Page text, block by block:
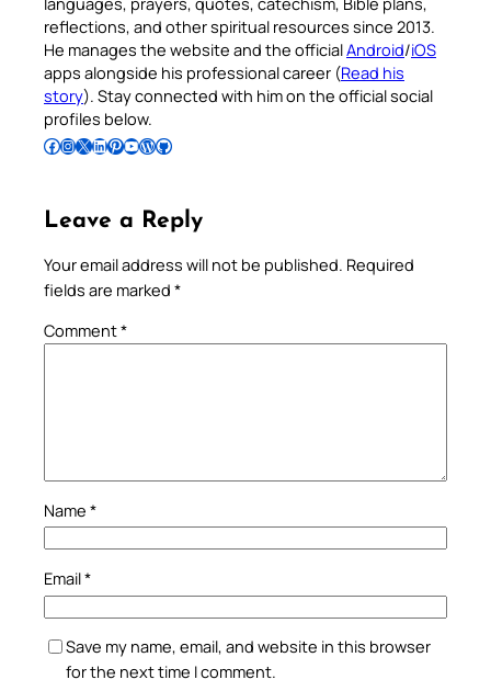
reflections, and other spiritual resources since 2013.
He manages the website and the officialAndroid/iOS
apps alongside his professional career (Read his
story). Stay connected with him on the official social
profiles below.
Follow Pradeep on Facebook Follow Pradeep on InstagramFollow Pradeep on X Follow Pradeep on LinkedIn Follow Pradeep on Pinterest Subscribe to Pradeep’s Youtube Channel Follow Pradeep on WordPress Follow Pradeep on GitHub
Leave a Reply
Your email address will not be published. Required
fields are marked *
Comment*
Name *
Email*
Save my name, email, and website in this browser
for the next time I comment.